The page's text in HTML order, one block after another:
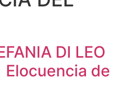
DI LEO
de